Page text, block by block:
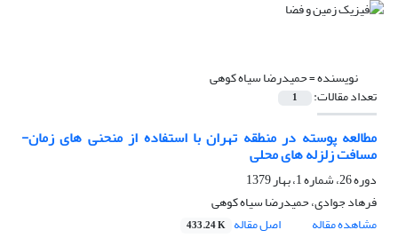
نویسنده =حمیدرضا سیاه کوهی
تعداد مقالات: 1
مطالعه پوسته در منطقه تهران با استفاده از منحنی های زمان-
مسافت زلزله های محلی
دوره 26، شماره 1، بهار 1379
فرهاد جوادی، حمیدرضا سیاه کوهی
مشاهده مقاله
اصل مقاله 433.24 K